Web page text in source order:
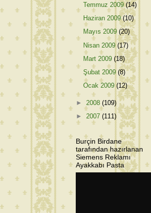
Temmuz 2009(14)
Haziran 2009(10)
Mayıs 2009(20)
Nisan 2009(17)
Mart 2009(18)
Şubat 2009(8)
Ocak 2009(12)
► 2008 (109)
► 2007 (111)
Burçin Birdane
tarafından hazırlanan
Siemens Reklamı
Ayakkabı Pasta